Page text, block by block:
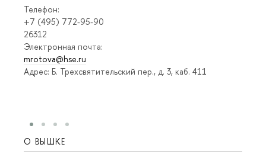
Телефон:
+7 (495) 772-95-90
26312
Электронная почта:
mrotova@hse.ru
Адрес: Б. Трехсвятительский пер., д. 3, каб. 411
О ВЫШКЕ